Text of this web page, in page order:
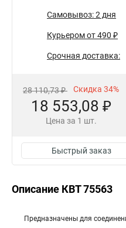
Самовывоз: 2 дня
Курьером от 490 ₽
Срочная доставка:
28 110,73 ₽ Скидка 34%
18 553,08 ₽
Цена за 1 шт.
Быстрый заказ
Описание КВТ 75563
Предназначены для